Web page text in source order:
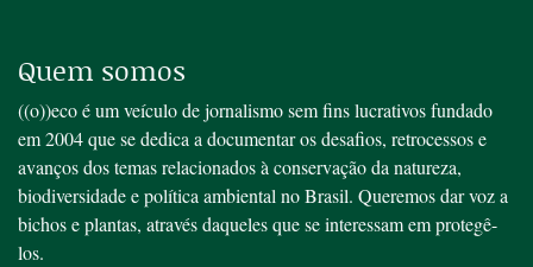
Quem somos
((o))eco é um veículo de jornalismo sem fins lucrativos fundado
em 2004 que se dedica a documentar os desafios, retrocessos e
avanços dos temas relacionados à conservação da natureza,
biodiversidade e política ambiental no Brasil. Queremos dar voz a
bichos e plantas, através daqueles que se interessam em protegê-
los.